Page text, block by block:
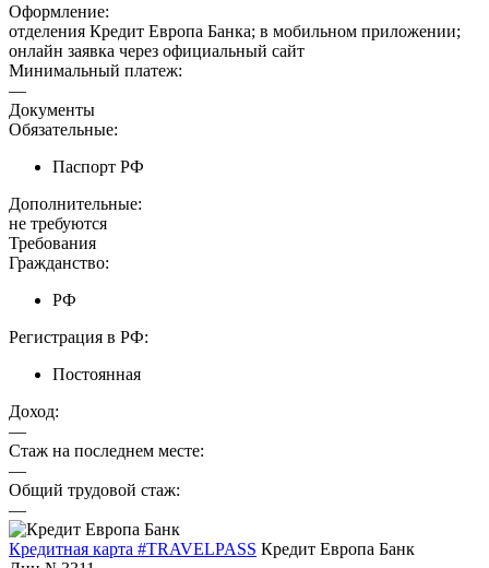
Оформление:
отделения Кредит Европа Банка; в мобильном приложении;
онлайн заявка через официальный сайт
Минимальный платеж:
—
Документы
Обязательные:
Паспорт РФ
Дополнительные:
не требуются
Требования
Гражданство:
РФ
Регистрация в РФ:
Постоянная
Доход:
—
Стаж на последнем месте:
—
Общий трудовой стаж:
—
Кредитная карта #TRAVELPASS Кредит Европа Банк